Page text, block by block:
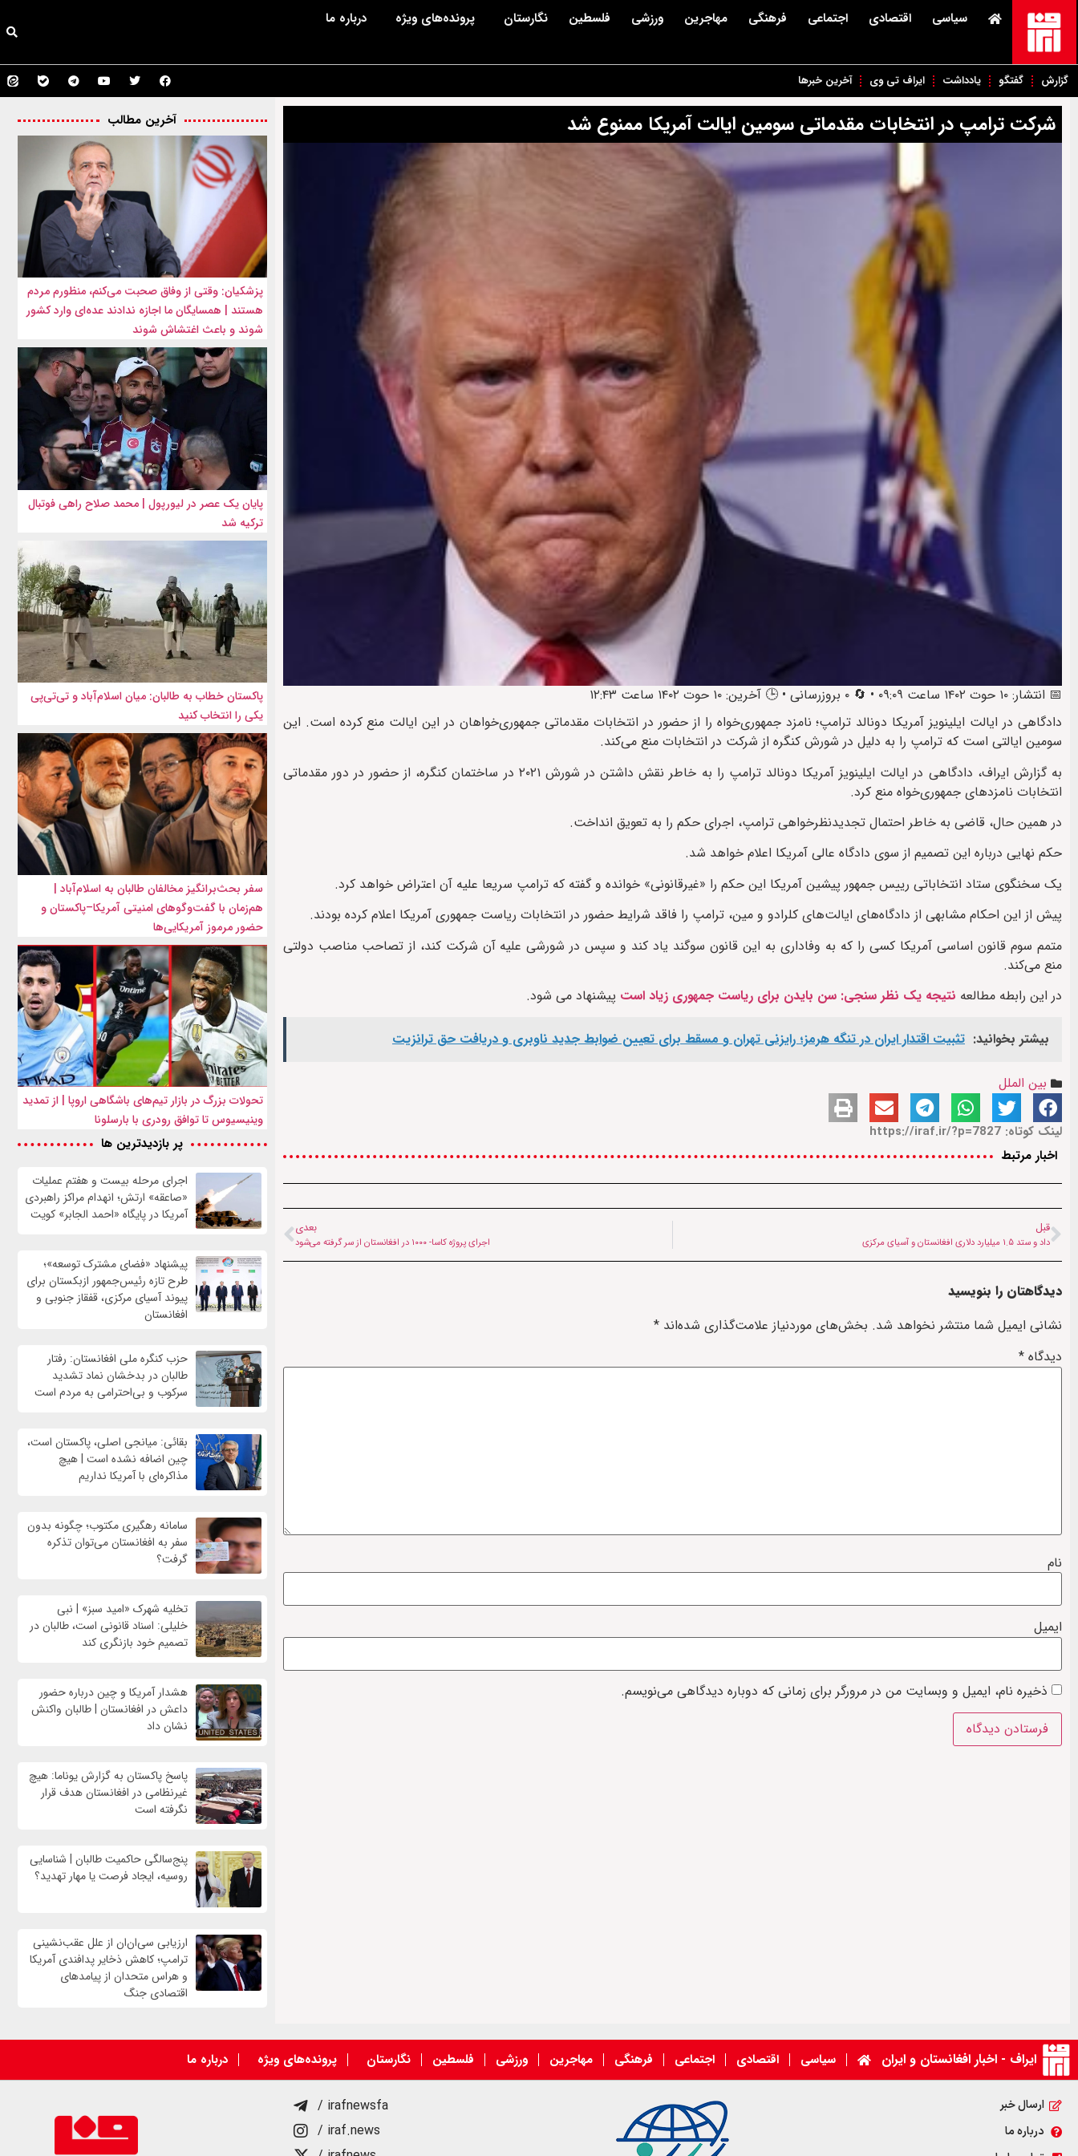
سیاسی اقتصادی اجتماعی فرهنگی مهاجرین ورزشی فلسطین نگارستان پرونده‌های ویژه درباره ما
گزارش گفتگو یادداشت ایراف تی وی آخرین خبرها
شرکت ترامپ در انتخابات مقدماتی سومین ایالت آمریکا ممنوع شد
📅 انتشار: ۱۰ حوت ۱۴۰۲ ساعت ۰۹:۰۹ • 🔄 ۰ بروزرسانی • 🕒 آخرین: ۱۰ حوت ۱۴۰۲ ساعت ۱۲:۴۳
دادگاهی در ایالت ایلینویز آمریکا دونالد ترامپ؛ نامزد جمهوری‌خواه را از حضور در انتخابات مقدماتی جمهوری‌خواهان در این ایالت منع کرده است. این
سومین ایالتی است که ترامپ را به دلیل در شورش کنگره از شرکت در انتخابات منع می‌کند.
به گزارش ایراف، دادگاهی در ایالت ایلینویز آمریکا دونالد ترامپ را به خاطر نقش داشتن در شورش ۲۰۲۱ در ساختمان کنگره، از حضور در دور مقدماتی
انتخابات نامزدهای جمهوری‌خواه منع کرد.
در همین حال، قاضی به خاطر احتمال تجدیدنظرخواهی ترامپ، اجرای حکم را به تعویق انداخت.
حکم نهایی درباره این تصمیم از سوی دادگاه عالی آمریکا اعلام خواهد شد.
یک سخنگوی ستاد انتخاباتی رییس‌ جمهور پیشین آمریکا این حکم را «غیرقانونی» خوانده و گفته که ترامپ سریعا علیه آن اعتراض خواهد کرد.
پیش از این احکام مشابهی از دادگاه‌های ایالت‌های کلرادو و مین، ترامپ را فاقد شرایط حضور در انتخابات ریاست‌ جمهوری آمریکا اعلام کرده‌ بودند.
متمم سوم قانون اساسی آمریکا کسی را که به وفاداری به این قانون سوگند یاد کند و سپس در شورشی علیه آن شرکت کند، از تصاحب مناصب دولتی
منع می‌کند.
در این رابطه مطالعه نتیجه یک نظر سنجی: سن بایدن برای ریاست جمهوری زیاد است پیشنهاد می شود.
بیشتر بخوانید: تثبیت اقتدار ایران در تنگه هرمز؛ رایزنی تهران و مسقط برای تعیین ضوابط جدید ناوبری و دریافت حق ترانزیت
بین الملل
لینک کوتاه: https://iraf.ir/?p=7827
اخبار مرتبط
قبل
داد و ستد ۱.۵ میلیارد دلاری افغانستان و آسیای مرکزی
بعدی
اجرای پروژه کاسا- ۱۰۰۰ در افغانستان از سر گرفته می‌شود
دیدگاهتان را بنویسید
نشانی ایمیل شما منتشر نخواهد شد. بخش‌های موردنیاز علامت‌گذاری شده‌اند *
دیدگاه *
نام
ایمیل
ذخیره نام، ایمیل و وبسایت من در مرورگر برای زمانی که دوباره دیدگاهی می‌نویسم.
آخرین مطالب
پزشکیان: وقتی از وفاق صحبت می‌کنم، منظورم مردم
هستند | همسایگان ما اجازه ندادند عده‌ای وارد کشور
شوند و باعث اغتشاش شوند
پایان یک عصر در لیورپول | محمد صلاح راهی فوتبال
ترکیه شد
پاکستان خطاب به طالبان: میان اسلام‌آباد و تی‌تی‌پی
یکی را انتخاب کنید
سفر بحث‌برانگیز مخالفان طالبان به اسلام‌آباد |
هم‌زمان با گفت‌وگوهای امنیتی آمریکا–پاکستان و
حضور مرموز آمریکایی‌ها
تحولات بزرگ در بازار تیم‌های باشگاهی اروپا | از تمدید
وینیسیوس تا توافق رودری با بارسلونا
پر بازدیدترین ها
اجرای مرحله بیست و هفتم عملیات
«صاعقه» ارتش؛ انهدام مراکز راهبردی
آمریکا در پایگاه «احمد الجابر» کویت
پیشنهاد «فضای مشترک توسعه»؛
طرح تازه رئیس‌جمهور ازبکستان برای
پیوند آسیای مرکزی، قفقاز جنوبی و
افغانستان
حزب کنگره ملی افغانستان: رفتار
طالبان در بدخشان نماد تشدید
سرکوب و بی‌احترامی به مردم است
بقائی: میانجی اصلی، پاکستان است،
چین اضافه نشده است | هیچ
مذاکره‌ای با آمریکا نداریم
سامانه رهگیری مکتوب؛ چگونه بدون
سفر به افغانستان می‌توان تذکره
گرفت؟
تخلیه شهرک «امید سبز» | نبی
خلیلی: اسناد قانونی است، طالبان در
تصمیم خود بازنگری کند
هشدار آمریکا و چین درباره حضور
داعش در افغانستان | طالبان واکنش
نشان داد
پاسخ پاکستان به گزارش یوناما: هیچ
غیرنظامی در افغانستان هدف قرار
نگرفته است
پنج‌سالگی حاکمیت طالبان | شناسایی
روسیه، ایجاد فرصت‌ یا مهار تهدید؟
ارزیابی سی‌ان‌ان از علل عقب‌نشینی
ترامپ؛ کاهش ذخایر پدافندی آمریکا
و هراس متحدان از پیامدهای
اقتصادی جنگ
ایراف - اخبار افغانستان و ایران سیاسی اقتصادی اجتماعی فرهنگی مهاجرین ورزشی فلسطین نگارستان پرونده‌های ویژه درباره ما
ارسال خبر
درباره ما
/ irafnewsfa
/ iraf.news